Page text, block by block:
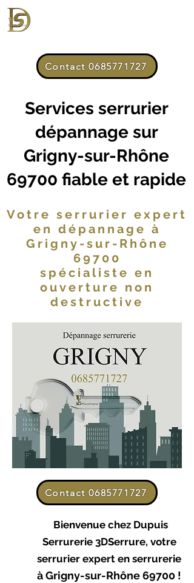
Contact 0685771727
Services serrurier
dépannage sur
Grigny-sur-Rhône
69700 fiable et rapide
Votre serrurier expert
en dépannage à
Grigny-sur-Rhône
69700
spécialiste en
ouverture non
destructive
Contact 0685771727
Bienvenue chez Dupuis
Serrurerie 3DSerrure, votre
serrurier expert en serrurerie
à Grigny-sur-Rhône 69700 !